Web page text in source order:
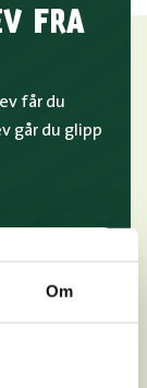
Om
FRA
får du
går du glipp